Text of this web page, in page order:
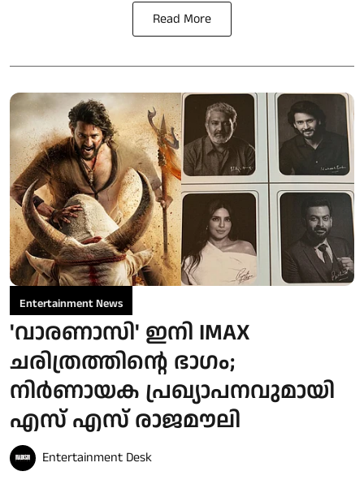
Read More
Entertainment News
'വാരണാസി' ഇനി IMAX
ചരിത്രത്തിന്റെ ഭാഗം;
നിർണായക പ്രഖ്യാപനവുമായി
എസ് എസ് രാജമൗലി
Entertainment Desk